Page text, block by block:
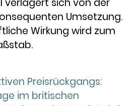
sich von der
Umsetzung.
Wirkung wird zum